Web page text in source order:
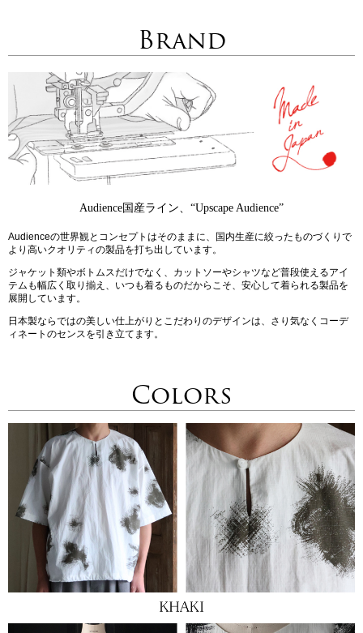
Brand
Audience国産ライン、“Upscape Audience”
Audienceの世界観とコンセプトはそのままに、国内生産に絞ったものづくりで
より高いクオリティの製品を打ち出しています。
ジャケット類やボトムスだけでなく、カットソーやシャツなど普段使えるアイ
テムも幅広く取り揃え、いつも着るものだからこそ、安心して着られる製品を
展開しています。
日本製ならではの美しい仕上がりとこだわりのデザインは、さり気なくコーデ
ィネートのセンスを引き立てます。
Colors